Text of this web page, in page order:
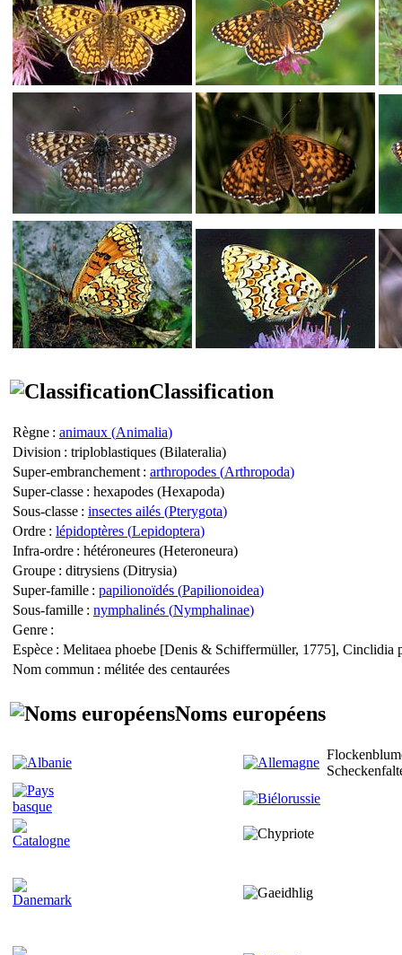
Classification
Règne : animaux (Animalia)
Division : triploblastiques (Bilateralia)
Super-embranchement : arthropodes (Arthropoda)
Super-classe : hexapodes (Hexapoda)
Sous-classe : insectes ailés (Pterygota)
Ordre : lépidoptères (Lepidoptera)
Infra-ordre : hétéroneures (Heteroneura)
Groupe : ditrysiens (Ditrysia)
Super-famille : papilionoïdés (Papilionoidea)
Sous-famille : nymphalinés (Nymphalinae)
Genre :
Espèce : Melitaea phoebe [Denis & Schiffermüller, 1775], Cinclidia
Nom commun : mélitée des centaurées
Noms européens